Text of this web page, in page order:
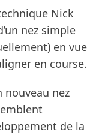
Nick
nez simple
en vue
en course.
nouveau nez
de la